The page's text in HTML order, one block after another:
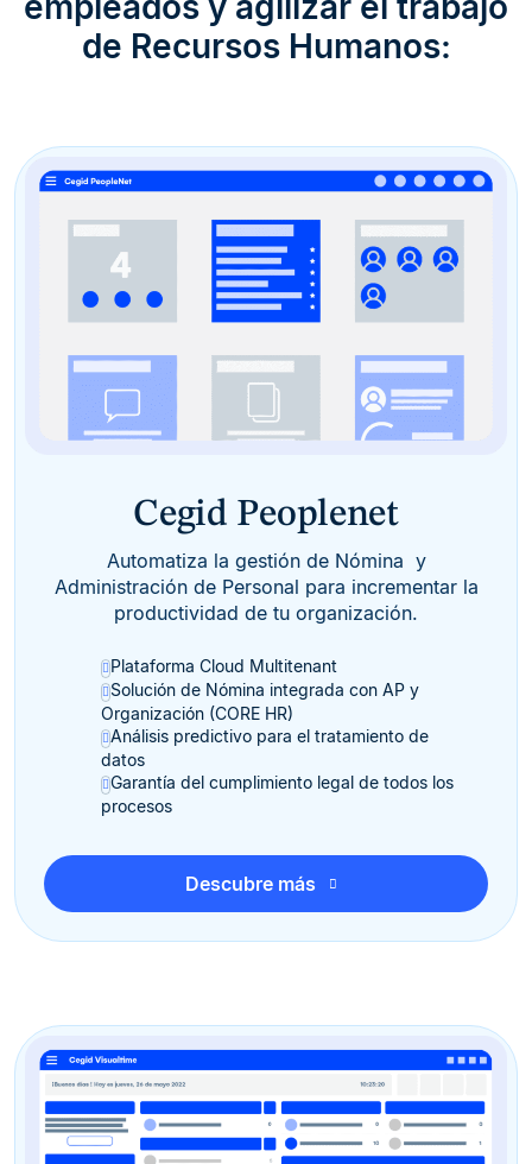
de Recursos Humanos:
Cegid Peoplenet
Automatiza la gestión de Nómina y
Administración de Personal para incrementar la
productividad de tu organización.
Plataforma Cloud Multitenant
Solución de Nómina integrada con AP y
Organización (CORE HR)
Análisis predictivo para el tratamiento de
datos
Garantía del cumplimiento legal de todos los
procesos
Descubre más